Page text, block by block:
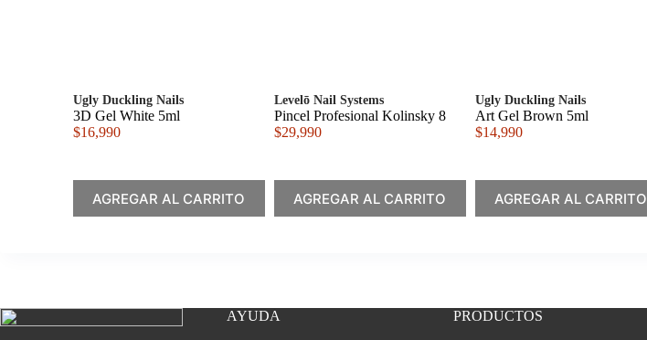
Ugly Duckling Nails
3D Gel White 5ml
$16,990
AGREGAR AL CARRITO
Levelō Nail Systems
Pincel Profesional Kolinsky 8
$29,990
AGREGAR AL CARRITO
Ugly Duckling Nails
Art Gel Brown 5ml
$14,990
AGREGAR AL CARRITO
AYUDA
PRODUCTOS